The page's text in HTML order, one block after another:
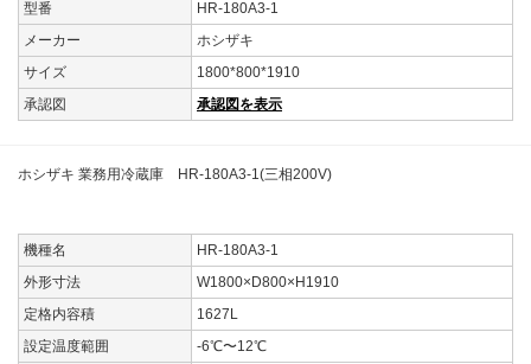
型番
HR-180A3-1
メーカー
ホシザキ
サイズ
1800*800*1910
承認図
承認図を表示
ホシザキ 業務用冷蔵庫 HR-180A3-1(三相200V)
機種名
HR-180A3-1
外形寸法
W1800×D800×H1910
定格内容積
1627L
設定温度範囲
-6℃〜12℃